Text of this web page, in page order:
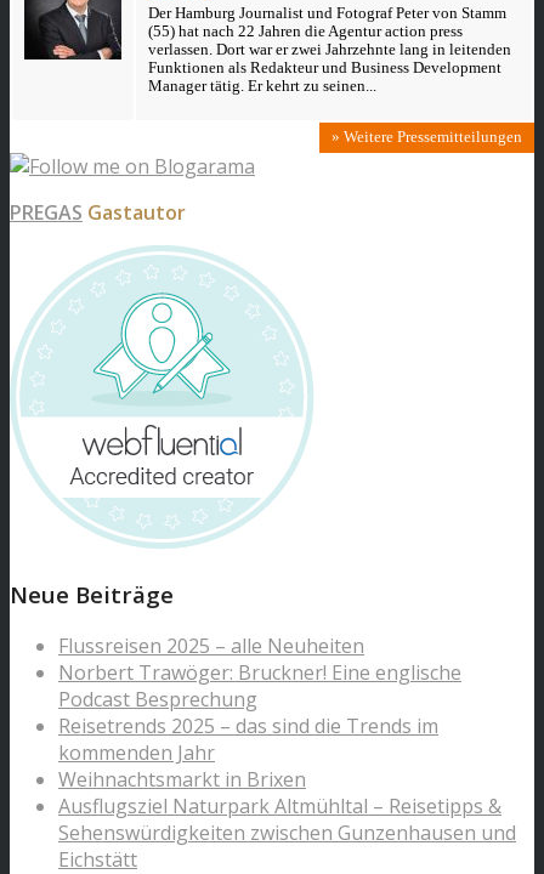
Der Hamburg Journalist und Fotograf Peter von Stamm
(55) hat nach 22 Jahren die Agentur action press
verlassen. Dort war er zwei Jahrzehnte lang in leitenden
Funktionen als Redakteur und Business Development
Manager tätig. Er kehrt zu seinen...
» Weitere Pressemitteilungen
PREGAS Gastautor
Neue Beiträge
Flussreisen 2025 – alle Neuheiten
Norbert Trawöger: Bruckner! Eine englische
Podcast Besprechung
Reisetrends 2025 – das sind die Trends im
kommenden Jahr
Weihnachtsmarkt in Brixen
Ausflugsziel Naturpark Altmühltal – Reisetipps &
Sehenswürdigkeiten zwischen Gunzenhausen und
Eichstätt